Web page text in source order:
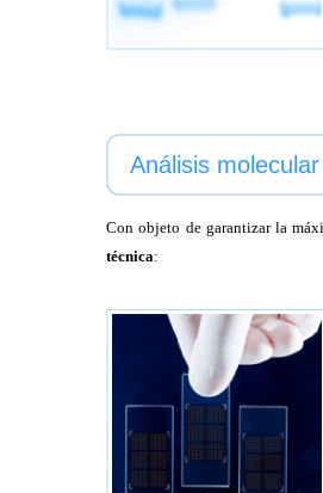
Análisis
Con objeto de garantizar la
técnica: